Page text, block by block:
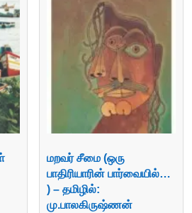
மறவர் சீமை (ஒரு
பாதிரியாரின் பார்வையில்…
) – தமிழில்:
மு.பாலகிருஷ்ணன்